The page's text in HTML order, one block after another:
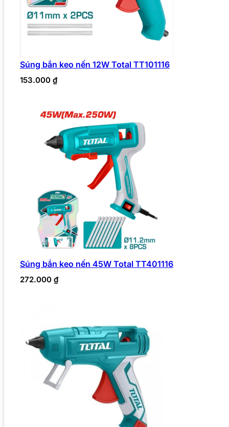
Súng bắn keo nến 12W Total TT101116
153.000 ₫
Súng bắn keo nến 45W Total TT401116
272.000 ₫